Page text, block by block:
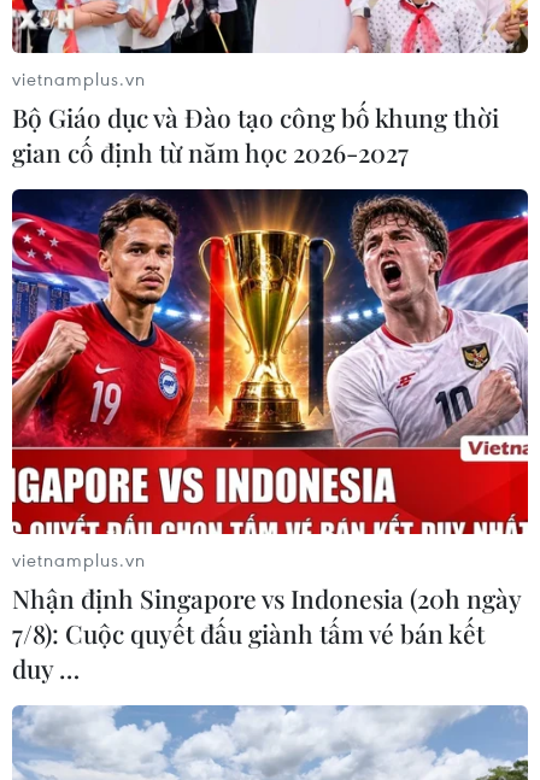
vietnamplus.vn
Bộ Giáo dục và Đào tạo công bố khung thời
gian cố định từ năm học 2026-2027
vietnamplus.vn
Nhận định Singapore vs Indonesia (20h ngày
7/8): Cuộc quyết đấu giành tấm vé bán kết
duy …